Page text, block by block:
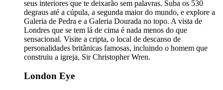
seus interiores que te deixarão sem palavras. Suba os 530
degraus até a cúpula, a segunda maior do mundo, e explore a
Galeria de Pedra e a Galeria Dourada no topo. A vista de
Londres que se tem lá de cima é nada menos do que
sensacional. Visite a cripta, o local de descanso de
personalidades britânicas famosas, incluindo o homem que
construiu a igreja, Sir Christopher Wren.
London Eye